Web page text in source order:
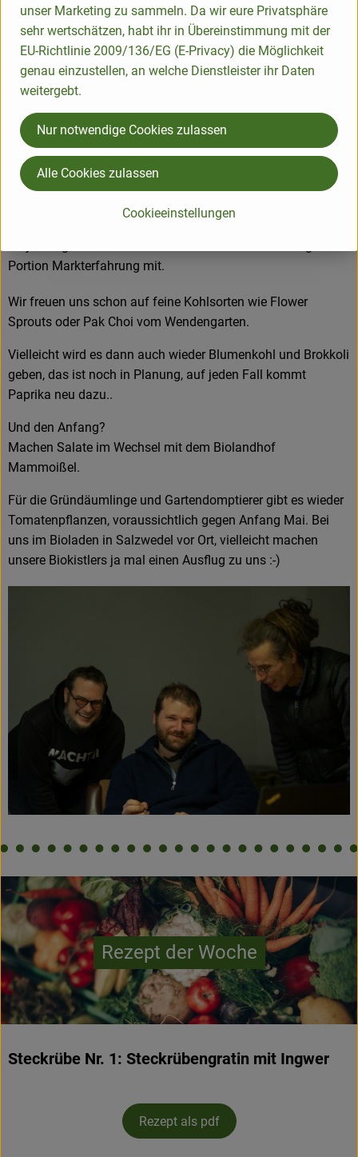
Ackergespräche
Diese Woche geht's gleich weiter, Kolja Flüger, eigentlich
kennen wir ihn schon als "Imkerei die Wabe", groovt sich in
den Wendengarten ein, Generationswechsel.
Das Gärtnerteam im Wendengarten wächst wieder, eine
Ausgelernte bleibt, Nachschub aus Berlin kommt, es geht mit
frischen Kräften in die neue Saison!
Portion Markterfahrung mit.
Wir freuen uns schon auf feine Kohlsorten wie Flower
Sprouts oder Pak Choi vom Wendengarten.
Vielleicht wird es dann auch wieder Blumenkohl und Brokkoli
geben, das ist noch in Planung, auf jeden Fall kommt
Paprika neu dazu..
Und den Anfang?
Machen Salate im Wechsel mit dem Biolandhof
Mammoißel.
Für die Gründäumlinge und Gartendomptierer gibt es wieder
Tomatenpflanzen, voraussichtlich gegen Anfang Mai. Bei
uns im Bioladen in Salzwedel vor Ort, vielleicht machen
unsere Biokistlers ja mal einen Ausflug zu uns :-)
Rezept der Woche
Steckrübe Nr. 1: Steckrübengratin mit Ingwer
Rezept als pdf
unser Marketing zu sammeln. Da wir eure Privatsphäre
sehr wertschätzen, habt ihr in Übereinstimmung mit der
EU-Richtlinie 2009/136/EG (E-Privacy) die Möglichkeit
genau einzustellen, an welche Dienstleister ihr Daten
weitergebt.
Cookieeinstellungen
Nur notwendige Cookies zulassen
Alle Cookies zulassen